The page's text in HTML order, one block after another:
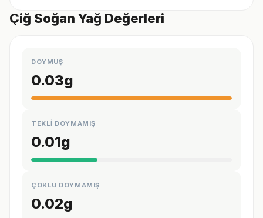
Çiğ Soğan Yağ Değerleri
DOYMUŞ
0.03g
TEKLİ DOYMAMIŞ
0.01g
ÇOKLU DOYMAMIŞ
0.02g